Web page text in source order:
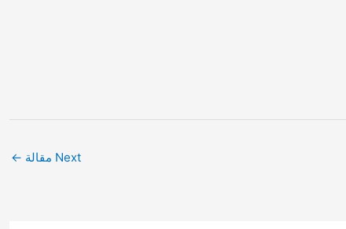
Next مقالة ←